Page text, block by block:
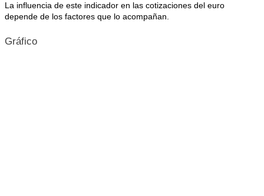
La influencia de este indicador en las cotizaciones del euro
depende de los factores que lo acompañan.
Gráfico